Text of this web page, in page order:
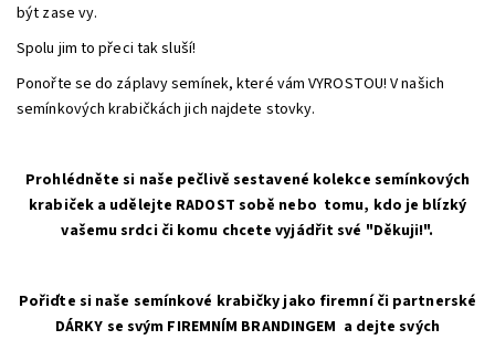
být zase vy.
Spolu jim to přeci tak sluší!
Ponořte se do záplavy semínek, které vám VYROSTOU! V našich
semínkových krabičkách jich najdete stovky.
Prohlédněte si naše pečlivě sestavené kolekce semínkových
krabiček a udělejte RADOST sobě nebo tomu, kdo je blízký
vašemu srdci či komu chcete vyjádřit své "Děkuji!".
Pořiďte si naše semínkové krabičky jako firemní či partnerské
DÁRKY se svým FIREMNÍM BRANDINGEM a dejte svých